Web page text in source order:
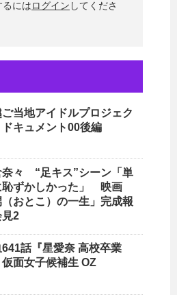
るにはログイン してくださ
ご当地アイドルプロジェク
ドキュメント00後編
奈々 “足キス”シーン「単
恥ずかしかった」 映画
（おとこ）の一生」完成報
見2
話『星愛奈 高校卒業
面女子候補生 OZ